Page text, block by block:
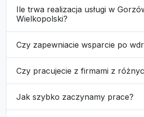
Ile trwa realizacja usługi w
Wielkopolski?
Czy zapewniacie wsparcie po
Czy pracujecie z firmami z
Jak szybko zaczynamy prace?